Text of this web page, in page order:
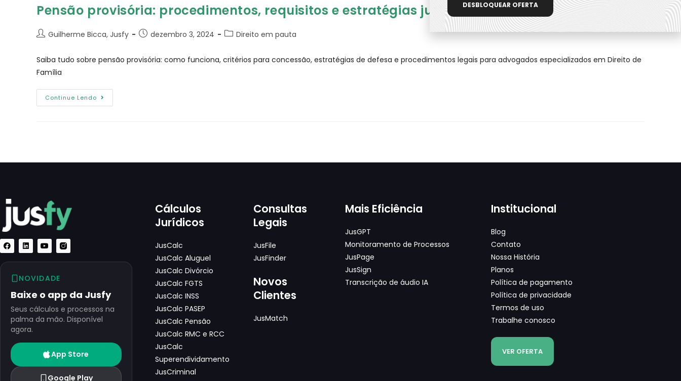
Pensão provisória: procedimentos, requisitos e estratégias jurídicas
Guilherme Bicca, Jusfy dezembro 3, 2024 Direito em pauta
Saiba tudo sobre pensão provisória: como funciona, critérios para concessão, estratégias de defesa e procedimentos legais para advogados especializados em Direito de
Família
Continue Lendo
NOVIDADE
Baixe o app da Jusfy
Seus cálculos e processos na
palma da mão. Disponível
agora.
App Store
Google Play
Cálculos
Jurídicos
JusCalc
JusCalc Aluguel
JusCalc Divórcio
JusCalc FGTS
JusCalc INSS
JusCalc PASEP
JusCalc Pensão
JusCalc RMC e RCC
JusCalc
Superendividamento
JusCriminal
Consultas
Legais
JusFile
JusFinder
Novos
Clientes
JusMatch
Mais Eficiência
JusGPT
Monitoramento de Processos
JusPage
JusSign
Transcrição de áudio IA
Institucional
Blog
Contato
Nossa História
Planos
Política de pagamento
Política de privacidade
Termos de uso
Trabalhe conosco
VER OFERTA
DESBLOQUEAR OFERTA